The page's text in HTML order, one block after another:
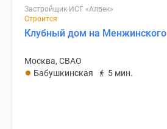
Застройщик ИСГ «Алвек»
Строится
Клубный дом на Менжинского
Москва, СВАО
Бабушкинская
5 мин.